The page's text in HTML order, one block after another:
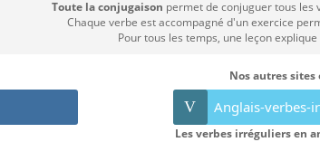
Toute la conjugaison permet de conjuguer tous les
Chaque verbe est accompagné d'un exercice
Pour tous les temps, une leçon
Nos autres sites
V Anglais-verbes-
Les verbes irréguliers en